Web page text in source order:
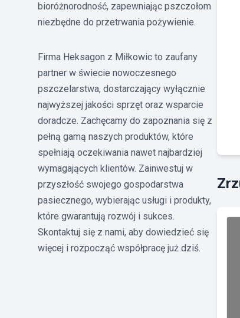
bioróżnorodność, zapewniając pszczołom
niezbędne do przetrwania pożywienie.
Firma Heksagon z Miłkowic to zaufany
partner w świecie nowoczesnego
pszczelarstwa, dostarczający wyłącznie
najwyższej jakości sprzęt oraz wsparcie
doradcze. Zachęcamy do zapoznania się z
pełną gamą naszych produktów, które
spełniają oczekiwania nawet najbardziej
wymagających klientów. Zainwestuj w
przyszłość swojego gospodarstwa
pasiecznego, wybierając usługi i produkty,
które gwarantują rozwój i sukces.
Skontaktuj się z nami, aby dowiedzieć się
więcej i rozpocząć współpracę już dziś.